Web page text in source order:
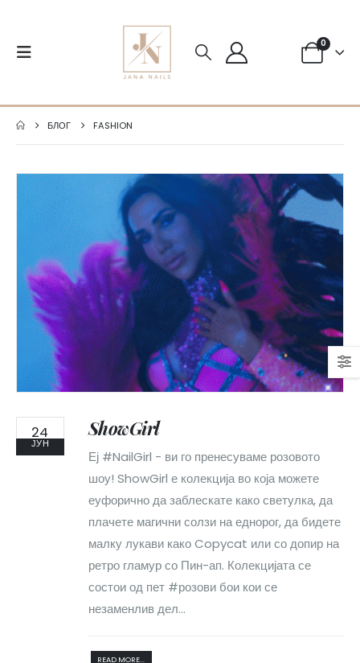
0
БЛОГ FASHION
24
ЈУН
ShowGirl
Еј #NailGirl - ви го пренесуваме розовото
шоу! ShowGirl е колекција во која можете
еуфорично да заблескате како светулка, да
плачете магични солзи на еднорог, да бидете
малку лукави како Copycat или со допир на
ретро гламур со Пин-ап. Колекцијата се
состои од пет #розови бои кои се
незаменлив дел...
READ MORE...